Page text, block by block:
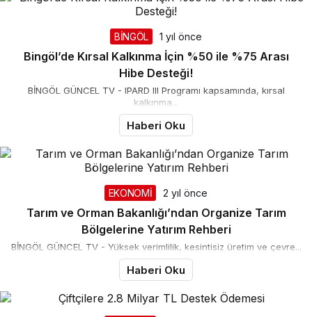
BİNGÖL 1 yıl önce
Bingöl’de Kırsal Kalkınma İçin %50 ile %75 Arası
Hibe Desteği!
BİNGÖL GÜNCEL TV - IPARD III Programı kapsamında, kırsal
kalkınma...
Haberi Oku
EKONOMİ 2 yıl önce
Tarım ve Orman Bakanlığı’ndan Organize Tarım
Bölgelerine Yatırım Rehberi
BİNGÖL GÜNCEL TV - Yüksek verimlilik, kesintisiz üretim ve çevre...
Haberi Oku